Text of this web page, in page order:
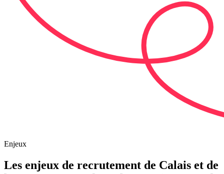
Enjeux
Les enjeux de recrutement de Calais et de